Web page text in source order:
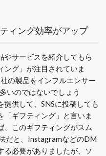
ィング効率がアップ
やサービスを紹介してもら
ング」が注目されていま
の製品をインフルエンサー
いのではないでしょう
供して、SNSに投稿しても
「ギフティング」と言いま
、このギフティングがスム
だと、InstagramなどのDM
る必要がありましたが、ソ